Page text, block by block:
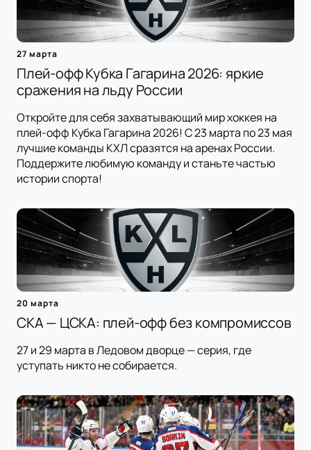
27 марта
Плей-офф Кубка Гагарина 2026: яркие
сражения на льду России
Откройте для себя захватывающий мир хоккея на
плей-офф Кубка Гагарина 2026! С 23 марта по 23 мая
лучшие команды КХЛ сразятся на аренах России.
Поддержите любимую команду и станьте частью
истории спорта!
20 марта
СКА — ЦСКА: плей-офф без компромиссов
27 и 29 марта в Ледовом дворце — серия, где
уступать никто не собирается.